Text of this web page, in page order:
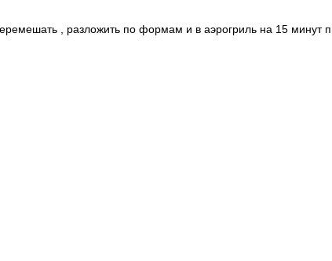
, разложить по формам и в аэрогриль на 15 минут